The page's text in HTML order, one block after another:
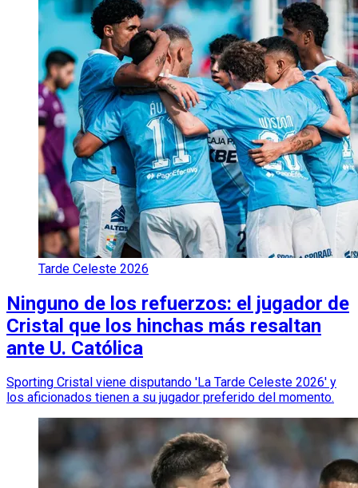
Tarde Celeste 2026
Ninguno de los refuerzos: el jugador de
Cristal que los hinchas más resaltan
ante U. Católica
Sporting Cristal viene disputando 'La Tarde Celeste 2026' y
los aficionados tienen a su jugador preferido del momento.